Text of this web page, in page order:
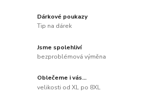
Dárkové poukazy
Tip na dárek
Jsme spolehliví
bezproblémová výměna
Oblečeme i vás...
velikosti od XL po 8XL